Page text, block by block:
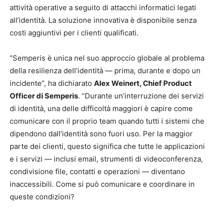
attività operative a seguito di attacchi informatici legati
all’identità. La soluzione innovativa è disponibile senza
costi aggiuntivi per i clienti qualificati.
“Semperis è unica nel suo approccio globale al problema
della resilienza dell’identità — prima, durante e dopo un
incidente”, ha dichiarato Alex Weinert, Chief Product
Officer di Semperis. “Durante un’interruzione dei servizi
di identità, una delle difficoltà maggiori è capire come
comunicare con il proprio team quando tutti i sistemi che
dipendono dall’identità sono fuori uso. Per la maggior
parte dei clienti, questo significa che tutte le applicazioni
e i servizi — inclusi email, strumenti di videoconferenza,
condivisione file, contatti e operazioni — diventano
inaccessibili. Come si può comunicare e coordinare in
queste condizioni?